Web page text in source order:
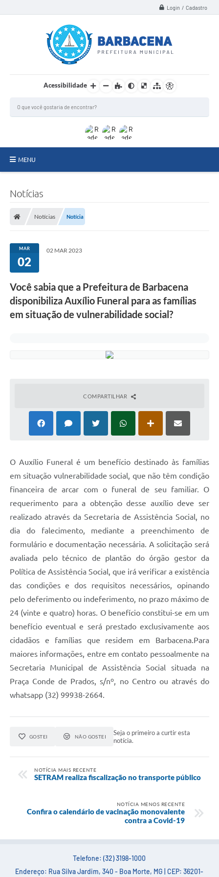
Login / Cadastro
Acessibilidade
MENU
Meio Ambiente
Ouvidoria
Serviços
Visite Barbacena
PPA - PLANO PLURIANUAL 2026/2029
PCA (Planos de Contratações Anuais)
PNAB 2026 - Ciclo 2
Revistas
Intranet
Plano Diretor e Mobilidade Urbana
Festival Gastronômico
Emprega Barbacena
Plano Municipal de Saneamento Básico
Regularização de bairros
Arquivos para Download
Legislação
Telefones Úteis
Transparência
SIC
Notícias
Notícias Notícia
MAR
02
02 MAR 2023
Você sabia que a Prefeitura de Barbacena
disponibiliza Auxílio Funeral para as famílias
em situação de vulnerabilidade social?
COMPARTILHAR
O Auxílio Funeral é um benefício destinado às famílias
em situação vulnerabilidade social, que não têm condição
financeira de arcar com o funeral de seu familiar. O
requerimento para a obtenção desse auxílio deve ser
realizado através da Secretaria de Assistência Social, no
dia do falecimento, mediante a preenchimento de
formulário e documentação necessária. A solicitação será
avaliada pelo técnico de plantão do órgão gestor da
Política de Assistência Social, que irá verificar a existência
das condições e dos requisitos necessários, opinando
pelo deferimento ou indeferimento, no prazo máximo de
24 (vinte e quatro) horas. O benefício constitui-se em um
benefício eventual e será prestado exclusivamente aos
cidadãos e famílias que residem em Barbacena.Para
maiores informações, entre em contato pessoalmente na
Secretaria Municipal de Assistência Social situada na
Praça Conde de Prados, s/nº, no Centro ou através do
whatsapp (32) 99938-2664.
GOSTEI NÃO GOSTEI
Seja o primeiro a curtir esta
notícia.
NOTÍCIA MAIS RECENTE
SETRAM realiza fiscalização no transporte público
NOTÍCIA MENOS RECENTE
Confira o calendário de vacinação monovalente
contra a Covid-19
Telefone: (32) 3198-1000
Endereço: Rua Silva Jardim, 340 - Boa Morte, MG | CEP: 36201-